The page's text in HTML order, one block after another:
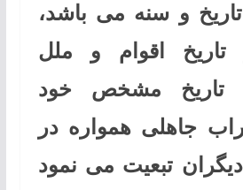
تاریخ و سنه می باشد،
تاریخ اقوام و ملل
تاریخ مشخص خود
جاهلی همواره در
دیگران تبعیت می نمود